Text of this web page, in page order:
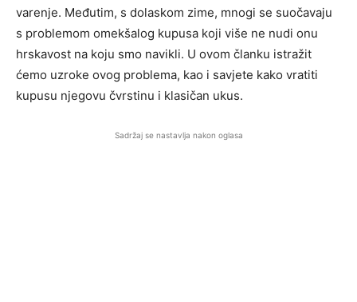
varenje. Međutim, s dolaskom zime, mnogi se suočavaju
s problemom omekšalog kupusa koji više ne nudi onu
hrskavost na koju smo navikli. U ovom članku istražit
ćemo uzroke ovog problema, kao i savjete kako vratiti
kupusu njegovu čvrstinu i klasičan ukus.
Sadržaj se nastavlja nakon oglasa